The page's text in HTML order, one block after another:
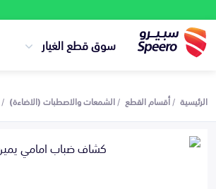
سوق قطع الغيار
الرئيسية أقسام القطع الشمعات والاصطبات (الاضاءة)